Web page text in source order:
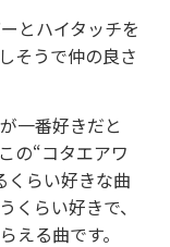
とハイタッチを
そうで仲の良さ
一番好きだと
の“コタエアワ
くらい好きな曲
くらい好きで、
える曲です。